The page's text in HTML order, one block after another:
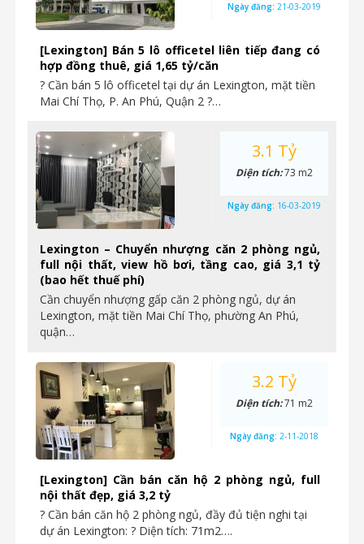
[Lexington] Bán 5 lô officetel liên tiếp đang có
hợp đồng thuê, giá 1,65 tỷ/căn
? Cần bán 5 lô officetel tại dự án Lexington, mặt tiền
Mai Chí Thọ, P. An Phú, Quận 2 ?…
Ngày đăng: 21-03-2019
Lexington – Chuyển nhượng căn 2 phòng ngủ,
full nội thất, view hồ bơi, tầng cao, giá 3,1 tỷ
(bao hết thuế phí)
Cần chuyển nhượng gấp căn 2 phòng ngủ, dự án
Lexington, mặt tiền Mai Chí Thọ, phường An Phú,
quận…
3.1 Tỷ
Diện tích:73 m2
Ngày đăng: 16-03-2019
[Lexington] Cần bán căn hộ 2 phòng ngủ, full
nội thất đẹp, giá 3,2 tỷ
? Cần bán căn hộ 2 phòng ngủ, đầy đủ tiện nghi tại
dự án Lexington: ? Diện tích: 71m2….
3.2 Tỷ
Diện tích:71 m2
Ngày đăng: 2-11-2018